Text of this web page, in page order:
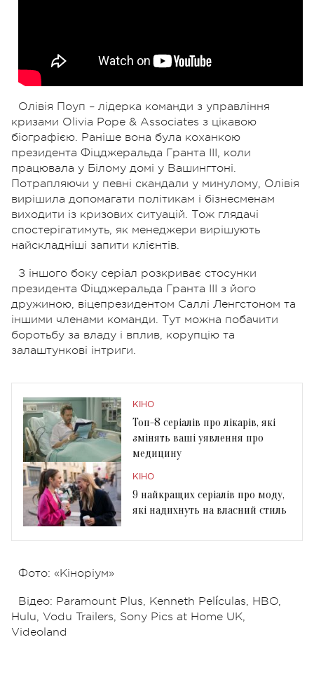
Олівія Поуп – лідерка команди з управління
кризами Olivia Pope & Associates з цікавою
біографією. Раніше вона була коханкою
президента Фіцджеральда Гранта III, коли
працювала у Білому домі у Вашингтоні.
Потрапляючи у певні скандали у минулому, Олівія
вирішила допомагати політикам і бізнесменам
виходити із кризових ситуацій. Тож глядачі
спостерігатимуть, як менеджери вирішують
найскладніші запити клієнтів.
З іншого боку серіал розкриває стосунки
президента Фіцджеральда Гранта III з його
дружиною, віцепрезидентом Саллі Ленгстоном та
іншими членами команди. Тут можна побачити
боротьбу за владу і вплив, корупцію та
залаштункові інтриги.
КІНО
Топ-8 серіалів про лікарів, які
змінять ваші уявлення про
медицину
КІНО
9 найкращих серіалів про моду,
які надихнуть на власний стиль
Фото: «Кіноріум»
Відео: Paramount Plus, Kenneth Películas, HBO,
Hulu, Vodu Trailers, Sony Pics at Home UK,
Videoland